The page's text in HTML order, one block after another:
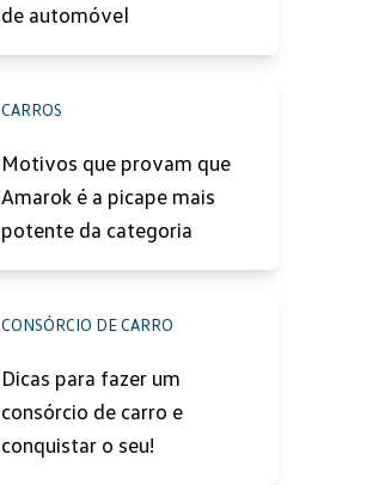
de automóvel
CARROS
Motivos que provam que
Amarok é a picape mais
potente da categoria
CONSÓRCIO DE CARRO
Dicas para fazer um
consórcio de carro e
conquistar o seu!